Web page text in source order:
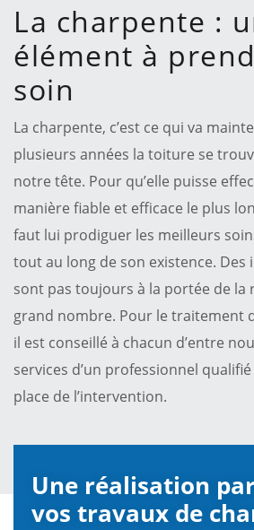
La charpente :
élément à
soin
La charpente, c’est ce qui va
plusieurs années la toiture se
notre tête. Pour qu’elle puisse
manière fiable et efficace le plus
faut lui prodiguer les meilleurs
tout au long de son existence.
sont pas toujours à la portée de la
grand nombre. Pour le traitement
il est conseillé à chacun d’entre
services d’un professionnel
place de l’intervention.
Une réalisation
vos travaux de